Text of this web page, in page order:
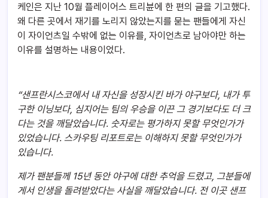
케인은 지난 10월 플레이어스 트리뷴에 한 편의 글을 기고했다.
왜 다른 곳에서 재기를 노리지 않았는지를 묻는 팬들에게 자신
이 자이언츠일 수밖에 없는 이유를, 자이언츠로 남아야만 하는
이유를 설명하는 내용이었다.
“샌프란시스코에서 내 자신을 성장시킨 바가 야구보다, 내가 투
구한 이닝보다, 심지어는 팀의 우승을 이끈 그 경기보다도 더 크
다는 것을 깨달았습니다. 숫자로는 평가하지 못할 무엇인가가
있었습니다. 스카우팅 리포트로는 이해하지 못할 무엇인가가
있습니다.
제가 팬분들께 15년 동안 야구에 대한 추억을 드렸고, 그분들에
게서 인생을 돌려받았다는 사실을 깨달았습니다. 전 이곳 샌프